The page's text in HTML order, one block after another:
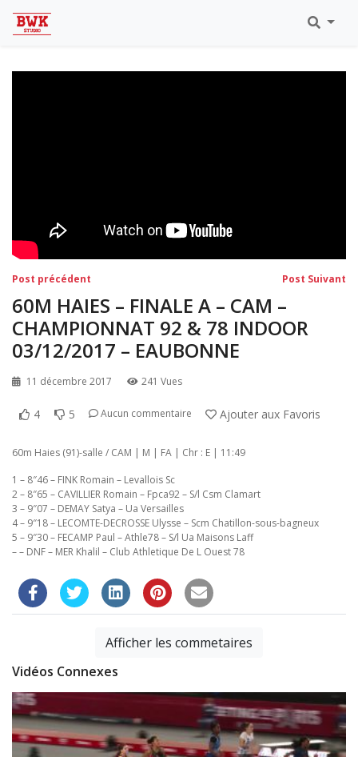
Eaubonne 2019
Navigation
de
l’article
Post précédent Post Suivant
60M HAIES – FINALE A – CAM –
CHAMPIONNAT 92 & 78 INDOOR
03/12/2017 – EAUBONNE
11 décembre 2017 241 Vues
4 5 Aucun commentaire Ajouter aux Favoris
60m Haies (91)-salle / CAM | M | FA | Chr : E | 11:49
1 – 8″46 – FINK Romain – Levallois Sc
2 – 8″65 – CAVILLIER Romain – Fpca92 – S/l Csm Clamart
3 – 9″07 – DEMAY Satya – Ua Versailles
4 – 9″18 – LECOMTE-DECROSSE Ulysse – Scm Chatillon-sous-bagneux
5 – 9″30 – FECAMP Paul – Athle78 – S/l Ua Maisons Laff
– – DNF – MER Khalil – Club Athletique De L Ouest 78
Afficher les commetaires
Vidéos Connexes